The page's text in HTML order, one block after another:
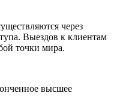
через
Выездов к клиентам
точки мира.
высшее